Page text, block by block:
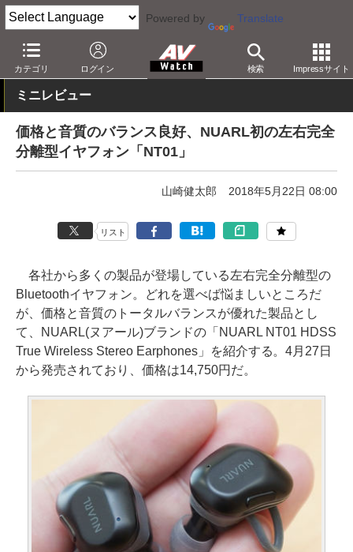
Powered by Translate
カテゴリ ログイン 検索 Impressサイト
AV Watch 製品 ヘッドフォン その他
ミニレビュー
価格と音質のバランス良好、NUARL初の左右完全
分離型イヤフォン「NT01」
山崎健太郎 2018年5月22日 08:00
リスト
各社から多くの製品が登場している左右完全分離型の
Bluetoothイヤフォン。どれを選べば悩ましいところだ
が、価格と音質のトータルバランスが優れた製品とし
て、NUARL(ヌアール)ブランドの「NUARL NT01 HDSS
True Wireless Stereo Earphones」を紹介する。4月27日
から発売されており、価格は14,750円だ。